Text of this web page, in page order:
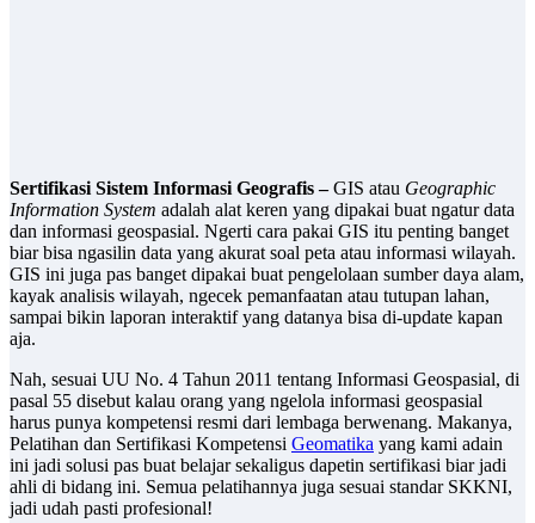
Sertifikasi Sistem Informasi Geografis –GIS atau Geographic
Information System adalah alat keren yang dipakai buat ngatur data
dan informasi geospasial. Ngerti cara pakai GIS itu penting banget
biar bisa ngasilin data yang akurat soal peta atau informasi wilayah.
GIS ini juga pas banget dipakai buat pengelolaan sumber daya alam,
kayak analisis wilayah, ngecek pemanfaatan atau tutupan lahan,
sampai bikin laporan interaktif yang datanya bisa di-update kapan
aja.
Nah, sesuai UU No. 4 Tahun 2011 tentang Informasi Geospasial, di
pasal 55 disebut kalau orang yang ngelola informasi geospasial
harus punya kompetensi resmi dari lembaga berwenang. Makanya,
Pelatihan dan Sertifikasi Kompetensi Geomatika yang kami adain
ini jadi solusi pas buat belajar sekaligus dapetin sertifikasi biar jadi
ahli di bidang ini. Semua pelatihannya juga sesuai standar SKKNI,
jadi udah pasti profesional!